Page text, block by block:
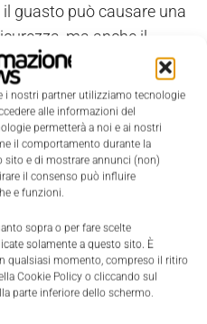
i nostri partner utilizziamo tecnologie
alle informazioni del
permetterà a noi e ai nostri
il comportamento durante la
sito e di mostrare annunci (non)
il consenso può influire
e funzioni.
sopra o per fare scelte
solamente a questo sito. È
qualsiasi momento, compreso il ritiro
Cookie Policy o cliccando sul
parte inferiore dello schermo.
guasto può causare una
ma anche il
a condizioni
tale ragione l'art. 7.3
dei guasti, stabilendo
valutare i componenti
alla sicurezza senza
guasti possano essere
e la possibilità
guasto. Per tale ragione
su: improbabilità